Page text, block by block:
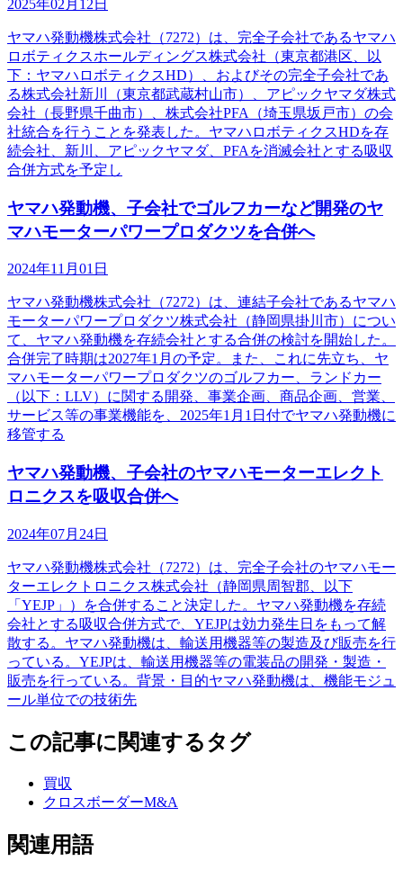
2025年02月12日
ヤマハ発動機株式会社（7272）は、完全子会社であるヤマハ
ロボティクスホールディングス株式会社（東京都港区、以
下：ヤマハロボティクスHD）、およびその完全子会社であ
る株式会社新川（東京都武蔵村山市）、アピックヤマダ株式
会社（長野県千曲市）、株式会社PFA（埼玉県坂戸市）の会
社統合を行うことを発表した。ヤマハロボティクスHDを存
続会社、新川、アピックヤマダ、PFAを消滅会社とする吸収
合併方式を予定し
ヤマハ発動機、子会社でゴルフカーなど開発のヤ
マハモーターパワープロダクツを合併へ
2024年11月01日
ヤマハ発動機株式会社（7272）は、連結子会社であるヤマハ
モーターパワープロダクツ株式会社（静岡県掛川市）につい
て、ヤマハ発動機を存続会社とする合併の検討を開始した。
合併完了時期は2027年1月の予定。また、これに先立ち、ヤ
マハモーターパワープロダクツのゴルフカー、ランドカー
（以下：LLV）に関する開発、事業企画、商品企画、営業、
サービス等の事業機能を、2025年1月1日付でヤマハ発動機に
移管する
ヤマハ発動機、子会社のヤマハモーターエレクト
ロニクスを吸収合併へ
2024年07月24日
ヤマハ発動機株式会社（7272）は、完全子会社のヤマハモー
ターエレクトロニクス株式会社（静岡県周智郡、以下
「YEJP」）を合併すること決定した。ヤマハ発動機を存続
会社とする吸収合併方式で、YEJPは効力発生日をもって解
散する。ヤマハ発動機は、輸送用機器等の製造及び販売を行
っている。YEJPは、輸送用機器等の電装品の開発・製造・
販売を行っている。背景・目的ヤマハ発動機は、機能モジュ
ール単位での技術先
この記事に関連するタグ
買収
クロスボーダーM&A
関連用語